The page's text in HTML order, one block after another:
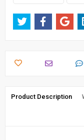
Product Description